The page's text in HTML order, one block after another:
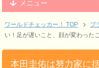
メニュー
ワールドチェッカー！ TOP ブ
い！足が遅いこと、顔が変わった
本田圭佑は努力家に